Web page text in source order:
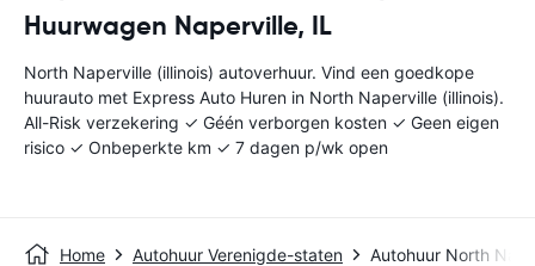
Huurwagen Naperville, IL
North Naperville (illinois) autoverhuur. Vind een goedkope
huurauto met Express Auto Huren in North Naperville (illinois).
All-Risk verzekering ✓ Géén verborgen kosten ✓ Geen eigen
risico ✓ Onbeperkte km ✓ 7 dagen p/wk open
Home Autohuur Verenigde-staten Autohuur North